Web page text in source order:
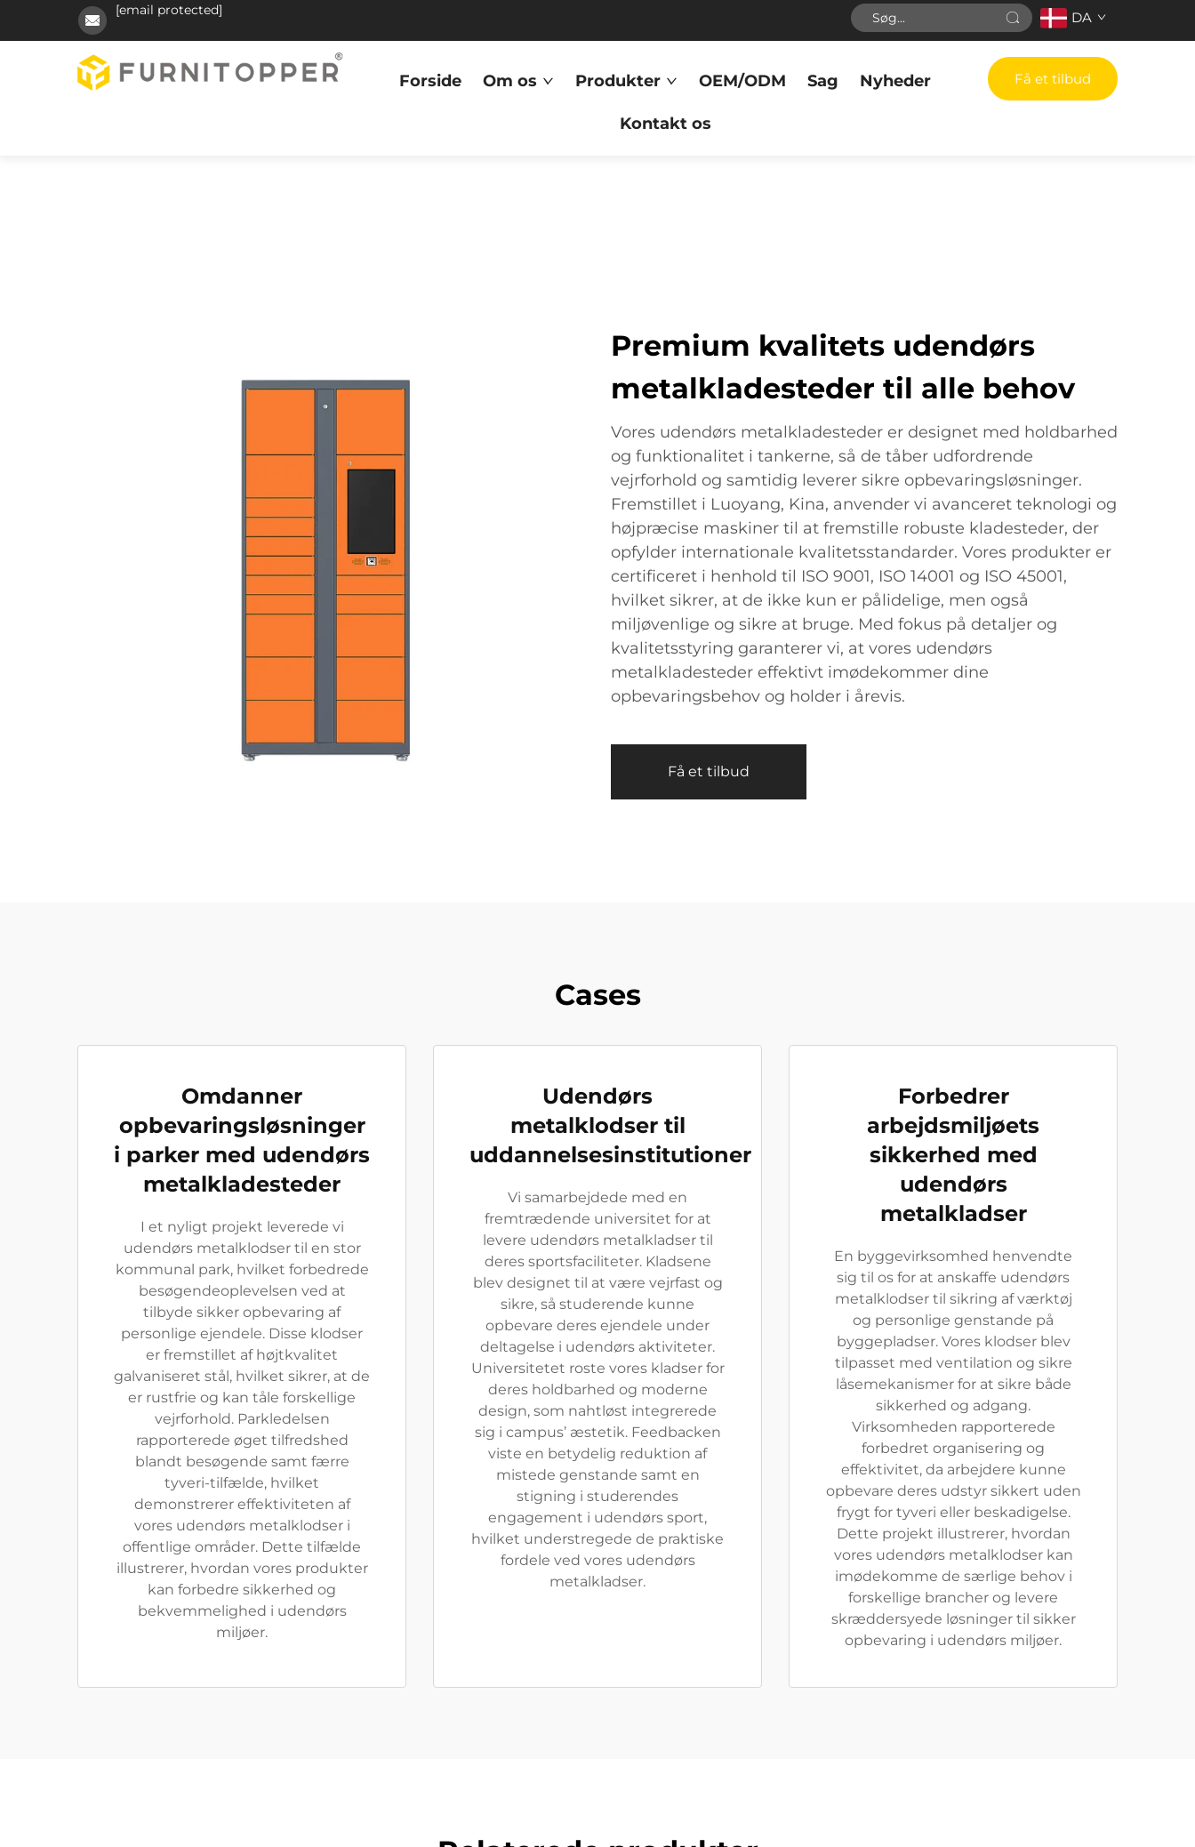
[email protected] DA
Forside Om os Produkter OEM/ODM Sag Nyheder
Kontakt os
Få et tilbud
Premium kvalitets udendørs
metalkladesteder til alle behov
Vores udendørs metalkladesteder er designet med holdbarhed
og funktionalitet i tankerne, så de tåber udfordrende
vejrforhold og samtidig leverer sikre opbevaringsløsninger.
Fremstillet i Luoyang, Kina, anvender vi avanceret teknologi og
højpræcise maskiner til at fremstille robuste kladesteder, der
opfylder internationale kvalitetsstandarder. Vores produkter er
certificeret i henhold til ISO 9001, ISO 14001 og ISO 45001,
hvilket sikrer, at de ikke kun er pålidelige, men også
miljøvenlige og sikre at bruge. Med fokus på detaljer og
kvalitetsstyring garanterer vi, at vores udendørs
metalkladesteder effektivt imødekommer dine
opbevaringsbehov og holder i årevis.
Få et tilbud
Cases
Omdanner
opbevaringsløsninger
i parker med udendørs
metalkladesteder
I et nyligt projekt leverede vi
udendørs metalklodser til en stor
kommunal park, hvilket forbedrede
besøgendeoplevelsen ved at
tilbyde sikker opbevaring af
personlige ejendele. Disse klodser
er fremstillet af højtkvalitet
galvaniseret stål, hvilket sikrer, at de
er rustfrie og kan tåle forskellige
vejrforhold. Parkledelsen
rapporterede øget tilfredshed
blandt besøgende samt færre
tyveri-tilfælde, hvilket
demonstrerer effektiviteten af
vores udendørs metalklodser i
offentlige områder. Dette tilfælde
illustrerer, hvordan vores produkter
kan forbedre sikkerhed og
bekvemmelighed i udendørs
miljøer.
Udendørs
metalklodser til
uddannelsesinstitutioner
Vi samarbejdede med en
fremtrædende universitet for at
levere udendørs metalkladser til
deres sportsfaciliteter. Kladsene
blev designet til at være vejrfast og
sikre, så studerende kunne
opbevare deres ejendele under
deltagelse i udendørs aktiviteter.
Universitetet roste vores kladser for
deres holdbarhed og moderne
design, som nahtløst integrerede
sig i campus’ æstetik. Feedbacken
viste en betydelig reduktion af
mistede genstande samt en
stigning i studerendes
engagement i udendørs sport,
hvilket understregede de praktiske
fordele ved vores udendørs
metalkladser.
Forbedrer
arbejdsmiljøets
sikkerhed med
udendørs
metalkladser
En byggevirksomhed henvendte
sig til os for at anskaffe udendørs
metalklodser til sikring af værktøj
og personlige genstande på
byggepladser. Vores klodser blev
tilpasset med ventilation og sikre
låsemekanismer for at sikre både
sikkerhed og adgang.
Virksomheden rapporterede
forbedret organisering og
effektivitet, da arbejdere kunne
opbevare deres udstyr sikkert uden
frygt for tyveri eller beskadigelse.
Dette projekt illustrerer, hvordan
vores udendørs metalklodser kan
imødekomme de særlige behov i
forskellige brancher og levere
skræddersyede løsninger til sikker
opbevaring i udendørs miljøer.